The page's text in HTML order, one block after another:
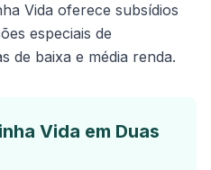
Vida oferece subsídios
especiais de
de baixa e média renda.
Vida em Duas